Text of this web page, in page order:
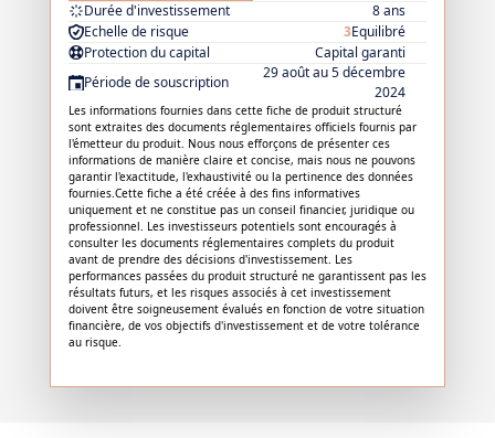
Durée d'investissement
8 ans
Echelle de risque
3Equilibré
Protection du capital
Capital garanti
Période de souscription
29 août au 5 décembre
2024
Les informations fournies dans cette fiche de produit structuré
sont extraites des documents réglementaires officiels fournis par
l'émetteur du produit. Nous nous efforçons de présenter ces
informations de manière claire et concise, mais nous ne pouvons
garantir l'exactitude, l'exhaustivité ou la pertinence des données
fournies.Cette fiche a été créée à des fins informatives
uniquement et ne constitue pas un conseil financier, juridique ou
professionnel. Les investisseurs potentiels sont encouragés à
consulter les documents réglementaires complets du produit
avant de prendre des décisions d'investissement. Les
performances passées du produit structuré ne garantissent pas les
résultats futurs, et les risques associés à cet investissement
doivent être soigneusement évalués en fonction de votre situation
financière, de vos objectifs d'investissement et de votre tolérance
au risque.